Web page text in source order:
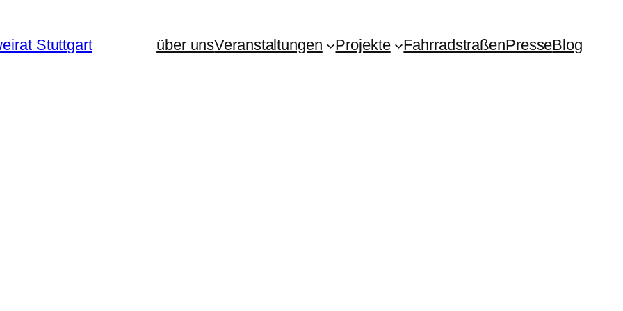
Stuttgart über unsVeranstaltungen Projekte FahrradstraßenPresseBlog